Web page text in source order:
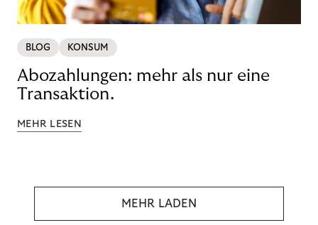
BLOG KONSUM
Abozahlungen: mehr als nur eine
Transaktion.
MEHR LESEN
MEHR LADEN